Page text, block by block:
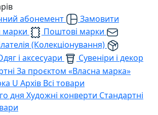
абонемент
Замовити
марки
Поштові марки
(Колекціонування)
і аксесуари
Сувеніри і декор
За проєктом «Власна марка»
U Архів Всі товари
дня Художні конверти Стандартні